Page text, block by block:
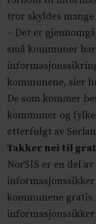
tror skyldes
– Det er
små kommuner
kommunene, sier
De som kommer
kommuner og
etterfulgt av
Takker nei til
NorSIS er en del
kommunene gratis